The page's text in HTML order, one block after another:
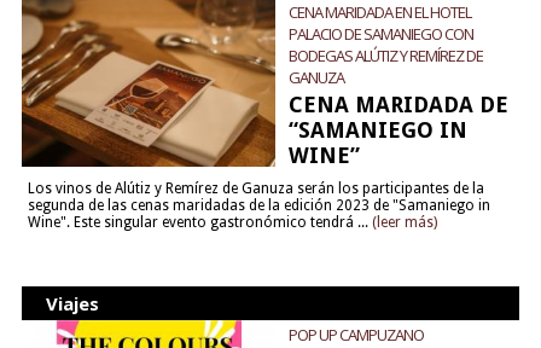
CENA MARIDADA EN EL HOTEL
PALACIO DE SAMANIEGO CON
BODEGAS ALÚTIZ Y REMÍREZ DE
GANUZA
CENA MARIDADA DE
“SAMANIEGO IN
WINE”
Los vinos de Alútiz y Remírez de Ganuza serán los participantes de la
segunda de las cenas maridadas de la edición 2023 de "Samaniego in
Wine". Este singular evento gastronómico tendrá ... (leer más)
Viajes
POP UP CAMPUZANO